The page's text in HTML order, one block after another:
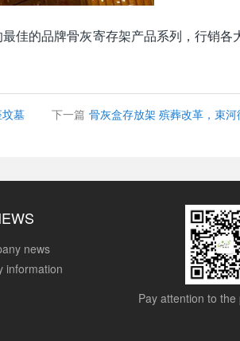
佳的品牌骨灰寄存架产品系列，行销各
墓 下一篇 骨灰盒存放架 殡葬改革，束河
news
information
Pay attention to